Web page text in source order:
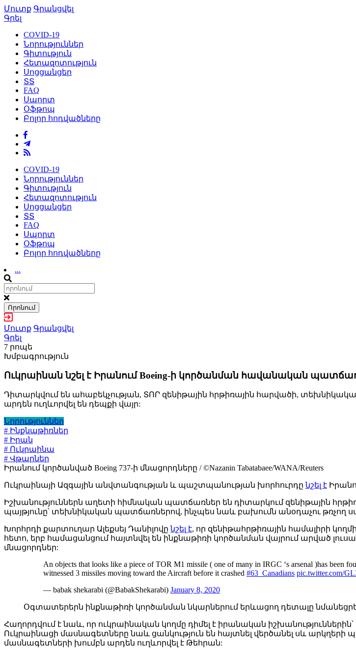
Մուտք Գրանցվել
Գրել
COVID-19
Նորություններ
Գիտություն
Հետազոտություն
Սոցցանցեր
ՏՏ
FAQ
Սպորտ
Օֆթոպ
Բոլոր հոդվածները
COVID-19
Նորություններ
Գիտություն
Հետազոտություն
Սոցցանցեր
ՏՏ
FAQ
Սպորտ
Օֆթոպ
Բոլոր հոդվածները
...
Որոնում
Մուտք Գրանցվել
Գրել
7 րոպե
Խմբագրություն
Ուկրաինան նշել է Իրանում Boeing-ի կործանման հավանական
Դիտարկվում են ահաբեկչության, ՏՈՐ զենիթային հրթիռային հարվածի,
արդեն ուղևորվել են դեպքի վայր:
Նորություններ
# Ինքնաթիռներ
# Իրան
# Ուկրաինա
# Վթարներ
Իրանում կործանված Boeing 737-ի մնացորդները / ©Nazanin Tabatabaee/WANA/Reuters
Ուկրաինայի Ազգային անվտանգության և պաշտպանության խորհուրդընշել է
Իշխանություններն աղետի հիմնական պատճառներ են դիտարկում զենիթային
պայթյունը՝ տեխնիկական պատճառներով, ինչպես նաև բախումն անօդաչու թռչող
Խորհրդի քարտուղար Ալեքսեյ Դանիլովընշել է, որ զենիթահրթիռային համալիրի
հետո, երբ համացանցում հայտնվել են ինքնաթիռի կործանման վայրում արված
մնացորդներ:
An objects that looks like a piece of TOR M1 missile ( one of many in IRGC ‘s arsenal )has been
witnessed 3 missiles moving toward the Aircraft before it crashed #63_Canadians pic.twitter.com/
— babak shekarabi (@BabakShekarabi) January 8, 2020
Օգտատերերն ինքնաթիռի կործանման նկարներում երևացող դետալը
Հաղորդվում է նաև, որ ուկրաինական կողմը դիմել է իրանական
Ուկրաինացի մասնագետները նաև ցանկություն են հայտնել վերծանել սև արկղերի
մասնագետների խումբն արդեն ուղևորվել է Թեհրան: